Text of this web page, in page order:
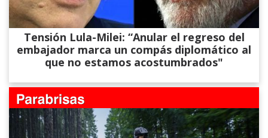
Tensión Lula-Milei: “Anular el regreso del
embajador marca un compás diplomático al
que no estamos acostumbrados"